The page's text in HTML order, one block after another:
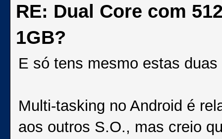
RE: Dual Core com
1GB?
E só tens mesmo estas duas
Multi-tasking no Android é
aos outros S.O., mas creio